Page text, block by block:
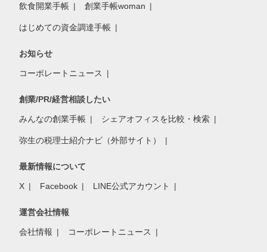
飲食開業手帳 創業手帳woman
はじめての資金調達手帳
お知らせ
コーポレートニュース
創業/PR/経営相談したい
みんなの創業手帳 シェアオフィスを比較・検索
弥生の税理士紹介ナビ（外部サイト）
最新情報について
X Facebook LINE公式アカウント
運営会社情報
会社情報 コーポレートニュース